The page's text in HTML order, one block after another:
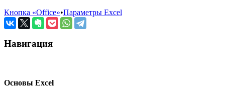
Кнопка «Office»•Параметры Excel
Навигация
Основы Excel